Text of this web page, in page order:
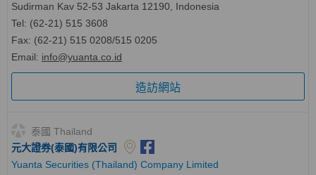
造訪網站
Sudirman Kav 52-53 Jakarta 12190, Indonesia
Tel: (62-21) 515 3608
Fax: (62-21) 515 0208/515 0205
Email: info@yuanta.co.id
泰國 Thailand
元大證券(泰國)有限公司
Yuanta Securities (Thailand) Company Limited